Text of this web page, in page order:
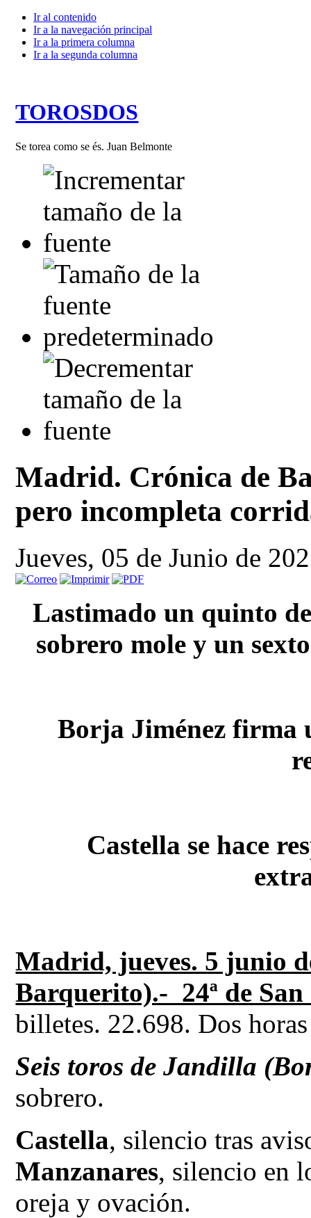
Ir al contenido
Ir a la navegación principal
Ir a la primera columna
Ir a la segunda columna
TOROSDOS
Se torea como se és. Juan Belmonte
Madrid. Crónica de
pero incompleta
Jueves, 05 de Junio de
Lastimado un quinto
sobrero mole y un
Borja Jiménez firma
Castella se hace
Madrid, jueves. 5 junio
Barquerito).- 24ª de
billetes. 22.698. Dos
Seis toros de Jandilla
sobrero.
Castella, silencio tras
Manzanares, silencio en
oreja y ovación.